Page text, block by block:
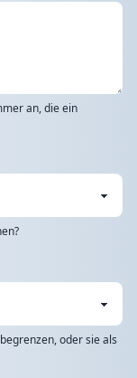
an, die ein
oder sie als